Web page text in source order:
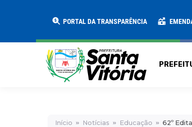
PORTAL DA TRANSPARÊNCIA
Início Notícias Educação
62º